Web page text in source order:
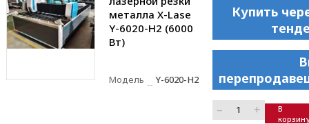
металла X-Lase
Y-6020-H2 (6000
Вт)
Модель Y-6020-H2
Купить
– +
В